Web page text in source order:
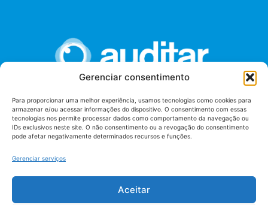
Gerenciar consentimento
Para proporcionar uma melhor experiência, usamos tecnologias como cookies para
armazenar e/ou acessar informações do dispositivo. O consentimento com essas
tecnologias nos permite processar dados como comportamento da navegação ou
IDs exclusivos neste site. O não consentimento ou a revogação do consentimento
pode afetar negativamente determinados recursos e funções.
Gerenciar serviços
Aceitar
União dos Auditores Federais de Controle Externo -
AUDITAR
Setor de Administração Federal Sul (SAF/Sul), Qd. 04, Lt. 01
Tribunal de Contas da União (TCU), Subsolo, Sala S04
Telefone: (61)3527-7292